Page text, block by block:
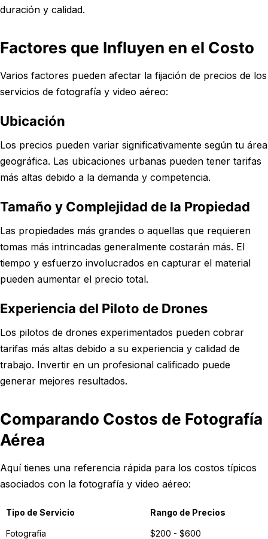
duración y calidad.
Factores que Influyen en el Costo
Varios factores pueden afectar la fijación de precios de los
servicios de fotografía y video aéreo:
Ubicación
Los precios pueden variar significativamente según tu área
geográfica. Las ubicaciones urbanas pueden tener tarifas
más altas debido a la demanda y competencia.
Tamaño y Complejidad de la Propiedad
Las propiedades más grandes o aquellas que requieren
tomas más intrincadas generalmente costarán más. El
tiempo y esfuerzo involucrados en capturar el material
pueden aumentar el precio total.
Experiencia del Piloto de Drones
Los pilotos de drones experimentados pueden cobrar
tarifas más altas debido a su experiencia y calidad de
trabajo. Invertir en un profesional calificado puede
generar mejores resultados.
Comparando Costos de Fotografía
Aérea
Aquí tienes una referencia rápida para los costos típicos
asociados con la fotografía y video aéreo:
Tipo de Servicio Rango de Precios
Fotografía $200 - $600